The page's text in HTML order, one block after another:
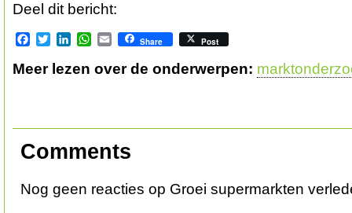
Deel dit bericht:
Facebook
TwitterLinkedInWhatsApp
EmailShare Post
Meer lezen over de onderwerpen:
Comments
Nog geen reacties op Groei supermarkten